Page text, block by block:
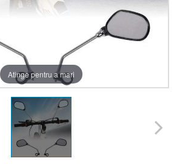
Atinge pentru a mari